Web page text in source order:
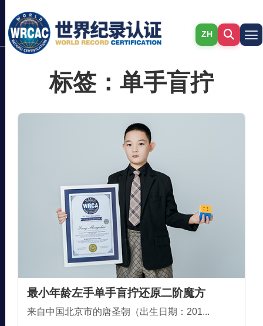
ZH
标签：单手盲拧
最小年龄左手单手盲拧还原二阶魔方
来自中国北京市的唐圣朝（出生日期：201...